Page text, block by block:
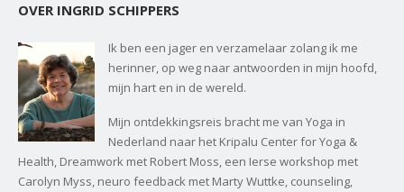
OVER INGRID SCHIPPERS
Ik ben een jager en verzamelaar zolang ik me
herinner, op weg naar antwoorden in mijn hoofd,
mijn hart en in de wereld.
Mijn ontdekkingsreis bracht me van Yoga in
Nederland naar het Kripalu Center for Yoga &
Health, Dreamwork met Robert Moss, een Ierse workshop met
Carolyn Myss, neuro feedback met Marty Wuttke, counseling,